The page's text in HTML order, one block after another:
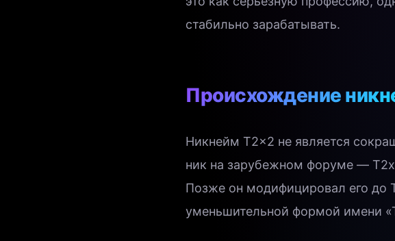
стабильно зарабатывать.
Происхождение
Никнейм T2x2 не является
ник на зарубежном форуме —
Позже он модифицировал его до
уменьшительной формой имени